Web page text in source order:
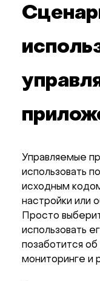
Управляемые
использовать
исходным
настройки или
Просто
использовать
позаботится
мониторинге и